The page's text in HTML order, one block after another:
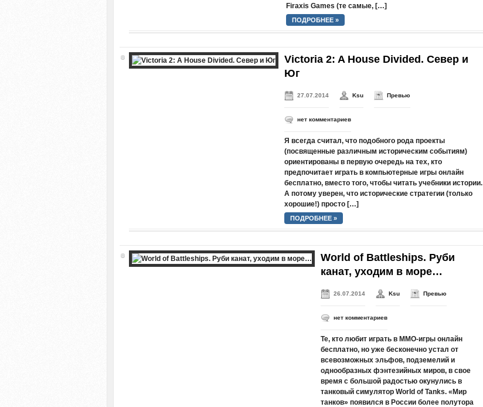
Firaxis Games (те самые, […]
ПОДРОБНЕЕ »
Victoria 2: A House Divided. Север и
Юг
27.07.2014 Ksu Превью
нет комментариев
Я всегда считал, что подобного рода проекты
(посвященные различным историческим событиям)
ориентированы в первую очередь на тех, кто
предпочитает играть в компьютерные игры онлайн
бесплатно, вместо того, чтобы читать учебники истории.
А потому уверен, что исторические стратегии (только
хорошие!) просто […]
ПОДРОБНЕЕ »
World of Battleships. Руби
канат, уходим в море…
26.07.2014 Ksu Превью
нет комментариев
Те, кто любит играть в MMO-игры онлайн
бесплатно, но уже бесконечно устал от
всевозможных эльфов, подземелий и
однообразных фэнтезийных миров, в свое
время с большой радостью окунулись в
танковый симулятор World of Tanks. «Мир
танков» появился в России более полутора